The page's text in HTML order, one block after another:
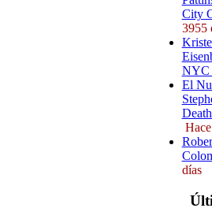
City
3955
NYC
El
días